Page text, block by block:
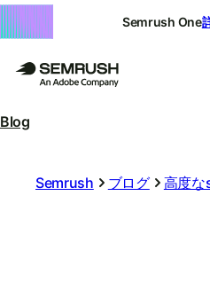
Semrush One
Blog
Semrush ブログ 高度な